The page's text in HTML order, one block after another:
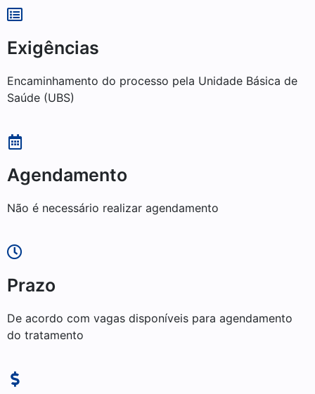
Exigências
Encaminhamento do processo pela Unidade Básica de
Saúde (UBS)
Agendamento
Não é necessário realizar agendamento
Prazo
De acordo com vagas disponíveis para agendamento
do tratamento